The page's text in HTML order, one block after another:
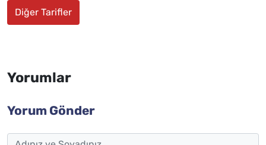
Diğer Tarifler
Yorumlar
Yorum Gönder